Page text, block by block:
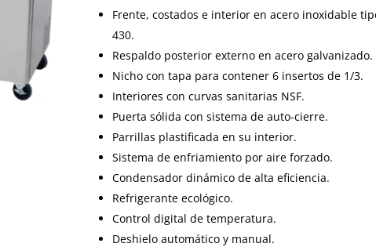
Frente, costados e interior en acero inoxidable
430.
Respaldo posterior externo en acero galvanizado.
Nicho con tapa para contener 6 insertos de 1/3.
Interiores con curvas sanitarias NSF.
Puerta sólida con sistema de auto-cierre.
Parrillas plastificada en su interior.
Sistema de enfriamiento por aire forzado.
Condensador dinámico de alta eficiencia.
Refrigerante ecológico.
Control digital de temperatura.
Deshielo automático y manual.